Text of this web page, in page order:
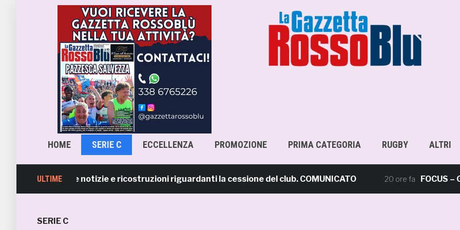
HOME SERIE C ECCELLENZA PROMOZIONE PRIMA CATEGORIA RUGBY ALTRI
ULTIME
smentisce notizie e ricostruzioni riguardanti la cessione del club. COMUNICATO 20 ore fa FOCUS –
SERIE C